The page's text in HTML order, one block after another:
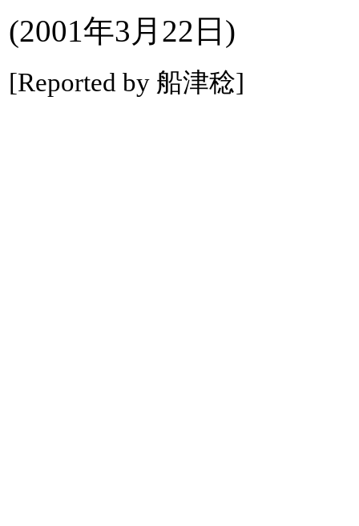
(2001年3月22日)
[Reported by 船津稔]